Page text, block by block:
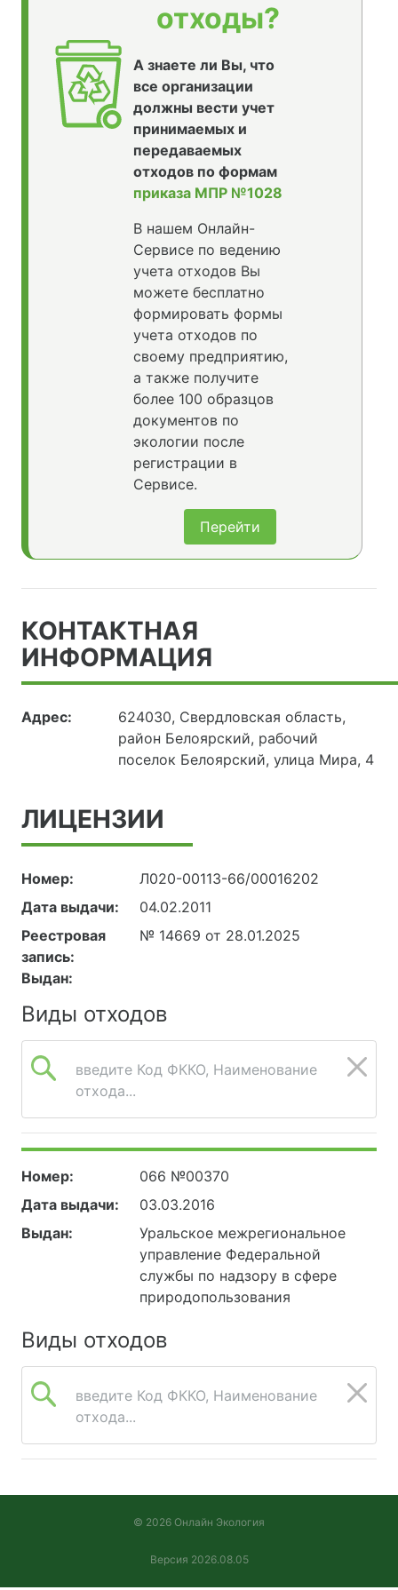
отходы?
А знаете ли Вы, что
все организации
должны вести учет
принимаемых и
передаваемых
отходов по формам
приказа МПР №1028
В нашем Онлайн-
Сервисе по ведению
учета отходов Вы
можете бесплатно
формировать формы
учета отходов по
своему предприятию,
а также получите
более 100 образцов
документов по
экологии после
регистрации в
Сервисе.
Перейти
КОНТАКТНАЯ
ИНФОРМАЦИЯ
Адрес:
624030, Свердловская область,
район Белоярский, рабочий
поселок Белоярский, улица Мира, 4
ЛИЦЕНЗИИ
Номер:
Л020-00113-66/00016202
Дата выдачи:
04.02.2011
Реестровая
запись:
№ 14669 от 28.01.2025
Выдан:
Виды отходов
введите Код ФККО, Наименование
отхода...
Номер:
066 №00370
Дата выдачи:
03.03.2016
Выдан:
Уральское межрегиональное
управление Федеральной
службы по надзору в сфере
природопользования
Виды отходов
введите Код ФККО, Наименование
отхода...
© 2026 Онлайн Экология
Версия 2026.08.05